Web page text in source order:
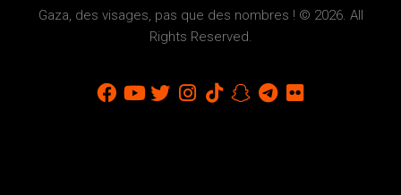
Gaza, des visages, pas que des nombres ! © 2026. All
Rights Reserved.